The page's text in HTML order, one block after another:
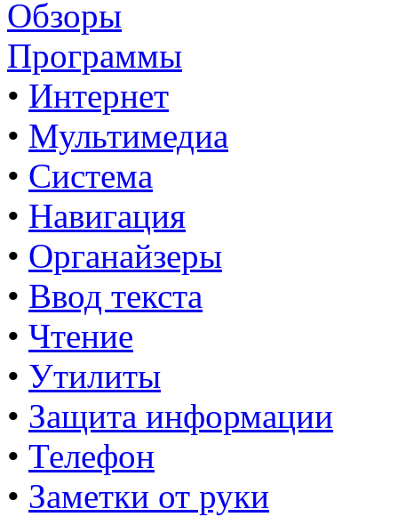
Обзоры
Программы
• Интернет
• Мультимедиа
• Система
• Навигация
• Органайзеры
• Ввод текста
• Чтение
• Утилиты
• Защита информации
• Телефон
• Заметки от руки